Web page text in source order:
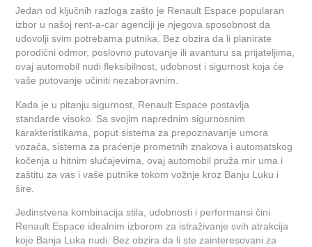
Jedan od ključnih razloga zašto je Renault Espace popularan
izbor u našoj rent-a-car agenciji je njegova sposobnost da
udovolji svim potrebama putnika. Bez obzira da li planirate
porodični odmor, poslovno putovanje ili avanturu sa prijateljima,
ovaj automobil nudi fleksibilnost, udobnost i sigurnost koja će
vaše putovanje učiniti nezaboravnim.
Kada je u pitanju sigurnost, Renault Espace postavlja
standarde visoko. Sa svojim naprednim sigurnosnim
karakteristikama, poput sistema za prepoznavanje umora
vozača, sistema za praćenje prometnih znakova i automatskog
kočenja u hitnim slučajevima, ovaj automobil pruža mir uma i
zaštitu za vas i vaše putnike tokom vožnje kroz Banju Luku i
šire.
Jedinstvena kombinacija stila, udobnosti i performansi čini
Renault Espace idealnim izborom za istraživanje svih atrakcija
koje Banja Luka nudi. Bez obzira da li ste zainteresovani za